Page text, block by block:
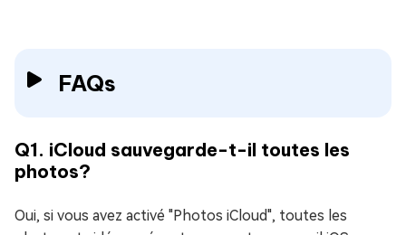
FAQs
Q1. iCloud sauvegarde-t-il toutes les
photos?
Oui, si vous avez activé "Photos iCloud", toutes les